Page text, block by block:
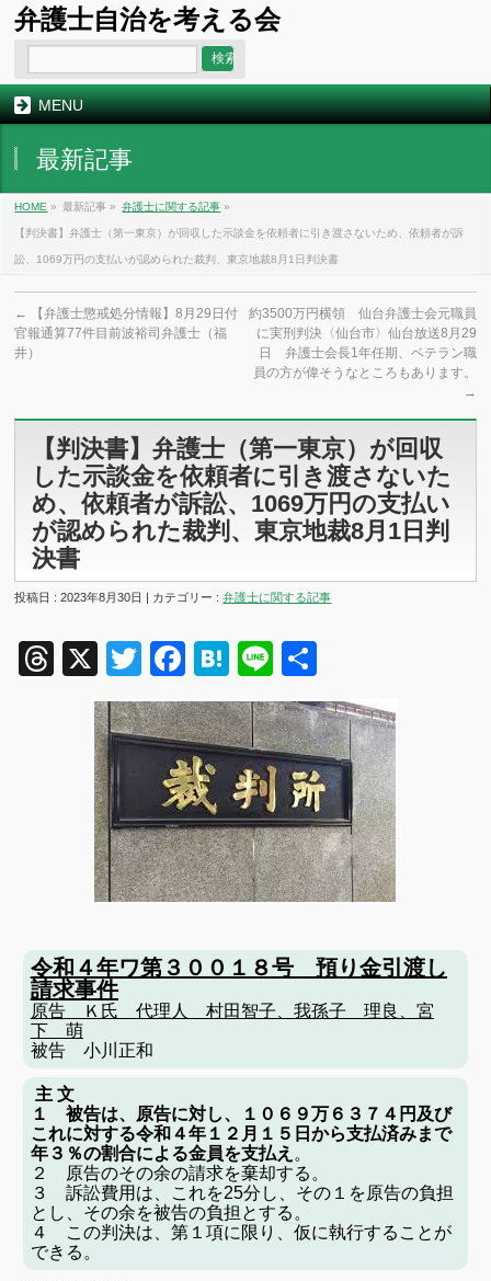
弁護士自治を考える会
MENU
最新記事
HOME » 最新記事 » 弁護士に関する記事 »
【判決書】弁護士（第一東京）が回収した示談金を依頼者に引き渡さないため、依頼者が訴
訟、1069万円の支払いが認められた裁判、東京地裁8月1日判決書
←
【弁護士懲戒処分情報】8月29日付
官報通算77件目前波裕司弁護士（福
井）
約3500万円横領 仙台弁護士会元職員
に実刑判決〈仙台市〉仙台放送8月29
日 弁護士会長1年任期、ベテラン職
員の方が偉そうなところもあります。
→
【判決書】弁護士（第一東京）が回収
した示談金を依頼者に引き渡さないた
め、依頼者が訴訟、1069万円の支払い
が認められた裁判、東京地裁8月1日判
決書
投稿日 : 2023年8月30日 | カテゴリー :弁護士に関する記事
Threads
X TwitterFacebook
Hatena
Line
有
令和４年ワ第３００１８号 預り金引渡し
請求事件
原告 Ｋ氏 代理人 村田智子、我孫子 理良、宮
下 萌
被告 小川正和
主 文
１ 被告は、原告に対し、１０６９万６３７４円及び
これに対する令和４年１２月１５日から支払済みまで
年３％の割合による金員を支払え 。
２ 原告のその余の請求を棄却する。
３ 訴訟費用は、これを25分し、その１を原告の負担
とし、その余を被告の負担とする。
４ この判決は、第１項に限り、仮に執行することが
できる。